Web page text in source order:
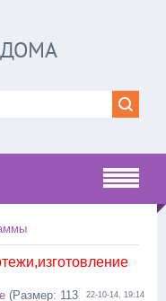
(Размер: 113
22-10-14, 19:14